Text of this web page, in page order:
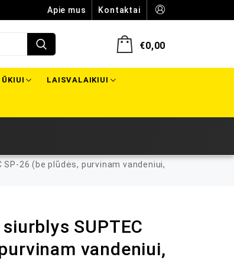
Apie mus Kontaktai
€0,00
LAISVALAIKIUI
26 (be plūdės, purvinam vandeniui,
SUPTEC
vandeniui,